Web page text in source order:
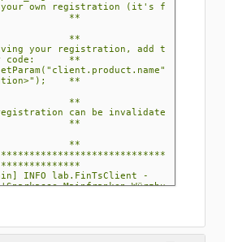
your own registration (it's f
**
**
your registration, add t
code: **
**
**
can be invalidate
**
**
INFO lab.FinTsClient -
Mainfranken Würzbu
DExxxxxxxxxxxxxxxxxxxx